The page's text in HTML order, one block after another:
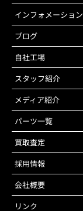
インフォメーション
ブログ
自社工場
スタッフ紹介
メディア紹介
パーツ一覧
買取査定
採用情報
会社概要
リンク